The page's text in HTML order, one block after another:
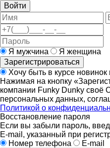
Войти
Я мужчина
Я женщина
Зарегистрироваться
Хочу быть в курсе новинок
Нажимая на кнопку
компании Funky Dunky своё
персональных данных,
Политикой о
Восстановление пароля
Если вы забыли пароль,
E-mail, указанный при
Номер телефона
E-mail